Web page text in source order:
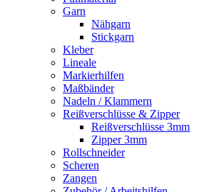
Garn
Nähgarn
Stickgarn
Kleber
Lineale
Markierhilfen
Maßbänder
Nadeln / Klammern
Reißverschlüsse & Zipper
Reißverschlüsse 3mm
Zipper 3mm
Rollschneider
Scheren
Zangen